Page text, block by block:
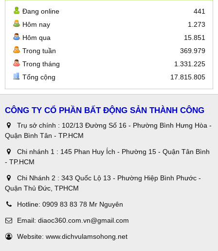
Đang online
441
Hôm nay
1.273
Hôm qua
15.851
Trong tuần
369.979
Trong tháng
1.331.225
Tổng cộng
17.815.805
CÔNG TY CỔ PHẦN BẤT ĐỘNG SẢN THÀNH CÔNG
Trụ sở chính : 102/13 Đường Số 16 - Phường Bình Hưng Hòa -
Quận Bình Tân - TP.HCM
Chi nhánh 1 : 145 Phan Huy Ích - Phường 15 - Quận Tân Bình
- TP.HCM
Chi Nhánh 2 : 343 Quốc Lộ 13 - Phường Hiệp Bình Phước -
Quận Thủ Đức, TPHCM
Hotline: 0909 83 83 78 Mr Nguyên
Email: diaoc360.com.vn@gmail.com
Website: www.dichvulamsohong.net